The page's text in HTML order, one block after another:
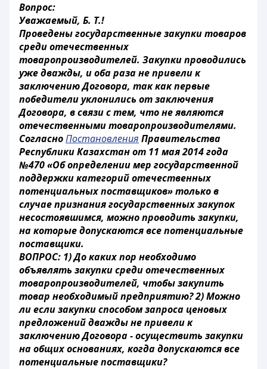
Вопрос:
Уважаемый, Б. Т.!
Проведены государственные закупки товаров
среди отечественных
товаропроизводителей. Закупки проводились
уже дважды, и оба раза не привели к
заключению Договора, так как первые
победители уклонились от заключения
Договора, в связи с тем, что не являются
отечественными товаропроизводителями.
СогласноПостановления Правительства
Республики Казахстан от 11 мая 2014 года
№470 «Об определении мер государственной
поддержки категорий отечественных
потенциальных поставщиков» только в
случае признания государственных закупок
несостоявшимся, можно проводить закупки,
на которые допускаются все потенциальные
поставщики.
ВОПРОС: 1) До каких пор необходимо
объявлять закупки среди отечественных
товаропроизводителей, чтобы закупить
товар необходимый предприятию? 2) Можно
ли если закупки способом запроса ценовых
предложений дважды не привели к
заключению Договора - осуществить закупки
на общих основаниях, когда допускаются все
потенциальные поставщики?